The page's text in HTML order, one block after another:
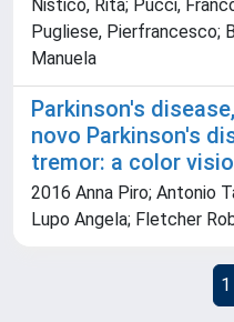
Nisticò, Rita; Pucci,
Pugliese, Pierfrancesco;
Manuela
Parkinson's
novo Parkinson's
tremor: a color
2016 Anna Piro; Antonio
Lupo Angela; Fletcher
1